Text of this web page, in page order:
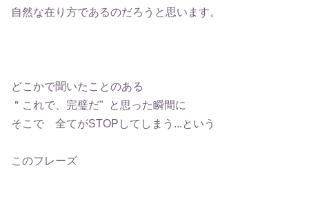
自然な在り方であるのだろうと思います。
どこかで聞いたことのある
＂これで、完璧だ" と思った瞬間に
そこで 全てがSTOPしてしまう...という
このフレーズ